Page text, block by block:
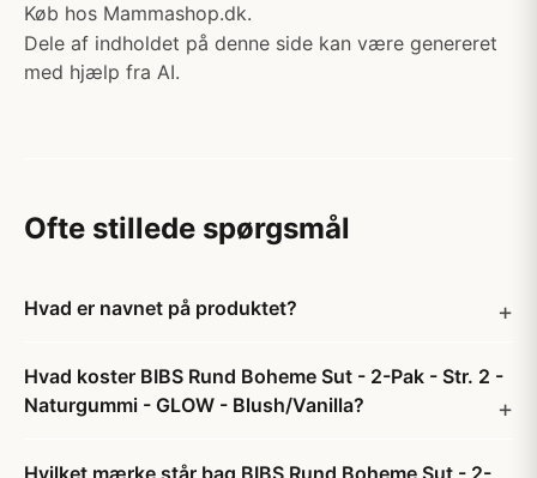
Køb hos Mammashop.dk.
Dele af indholdet på denne side kan være genereret
med hjælp fra AI.
Ofte stillede spørgsmål
Hvad er navnet på produktet?
Hvad koster BIBS Rund Boheme Sut - 2-Pak - Str. 2 -
Naturgummi - GLOW - Blush/Vanilla?
Hvilket mærke står bag BIBS Rund Boheme Sut - 2-